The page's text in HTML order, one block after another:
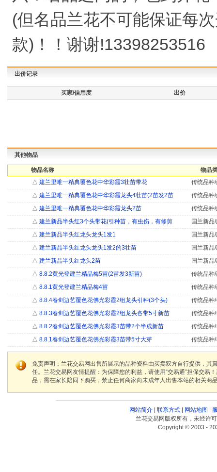
(但名品兰花不可能保证每
款)！！谢谢!13398253516
出价记录
买家/信用度 出价
其他物品
物品名称
物品
△ 建兰里唯一精典覆色花中华彩霞3壮苗带花
传统品种
△ 建兰里唯一精典覆色花中华彩霞龙头4壮苗(2苗发2苗
传统品种
△ 建兰里唯一精典覆色花中华彩霞龙头2苗
传统品种
△ 建兰新品半头红3个头带花(引种苗，有虫伤，有修剪
国兰新品
△ 建兰新品半头红龙头龙头1发1
国兰新品
△ 建兰新品半头红龙头龙头1发2的3壮苗
国兰新品
△ 建兰新品半头红龙头2苗
国兰新品
△ 8.8.2黄光登建兰精品梅5苗(2苗发3新苗)
传统品种
△ 8.8.1黄光登建兰精品梅4苗
传统品种
△ 8.8.4春剑边艺覆色花佛光彩霞2组龙头引种(3个头)
传统品种
△ 8.8.3春剑边艺覆色花佛光彩霞2组龙头各带5寸新苗
传统品种
△ 8.8.2春剑边艺覆色花佛光彩霞3苗带2个半成新苗
传统品种
△ 8.8.1春剑边艺覆色花佛光彩霞3苗带5寸大芽 传统品种
免责声明：兰花交易网出售所展示的品种资料由买卖双方自行提供，
任。兰花交易网友情提醒：为保障您的利益，请使用“交易通”担保交
品，需在家长陪同下购买，禁止任何商家向未成年人出售本站的相关商
网站简介| 联系方式| 网站地图
兰花交易网版权所有，未经许
Copyright © 2003 -